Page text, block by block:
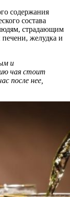
содержания
состава
страдающим
желудка и
и
чая стоит
после нее,